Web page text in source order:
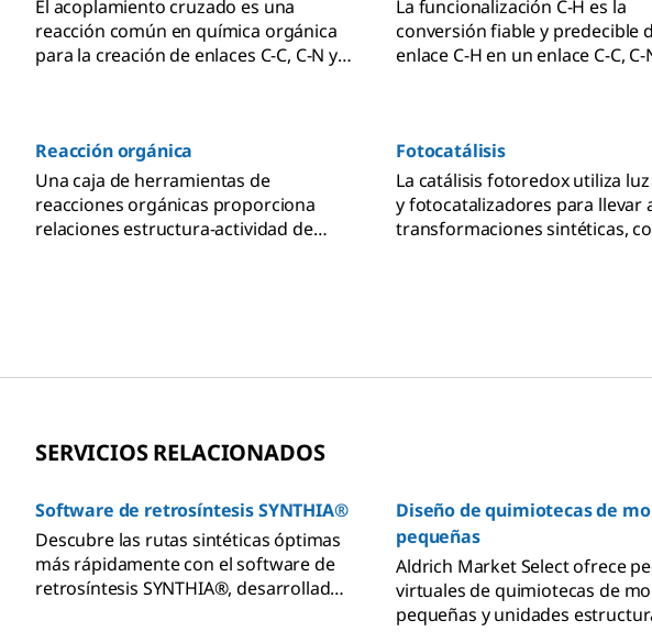
El acoplamiento cruzado es una
reacción común en química orgánica
para la creación de enlaces C-C, C-N y
La funcionalización C-H es la
conversión fiable y predecible
enlace C-H en un enlace C-C, C-
Reacción orgánica
Una caja de herramientas de
reacciones orgánicas proporciona
relaciones estructura-actividad de
Fotocatálisis
La catálisis fotoredox utiliza
y fotocatalizadores para llevar
transformaciones sintéticas,
SERVICIOS RELACIONADOS
Software de retrosíntesis SYNTHIA®
Descubre las rutas sintéticas óptimas
más rápidamente con el software de
retrosíntesis SYNTHIA®, desarrollado
Diseño de quimiotecas de
pequeñas
Aldrich Market Select ofrece
virtuales de quimiotecas de
pequeñas y unidades